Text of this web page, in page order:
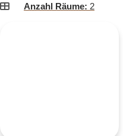
Anzahl Räume: 2